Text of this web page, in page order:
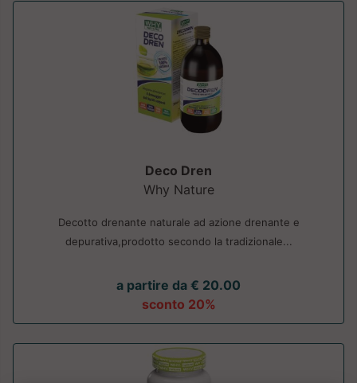
Deco Dren
Why Nature
Decotto drenante naturale ad azione drenante e
depurativa,prodotto secondo la tradizionale...
a partire da € 20.00
sconto 20%